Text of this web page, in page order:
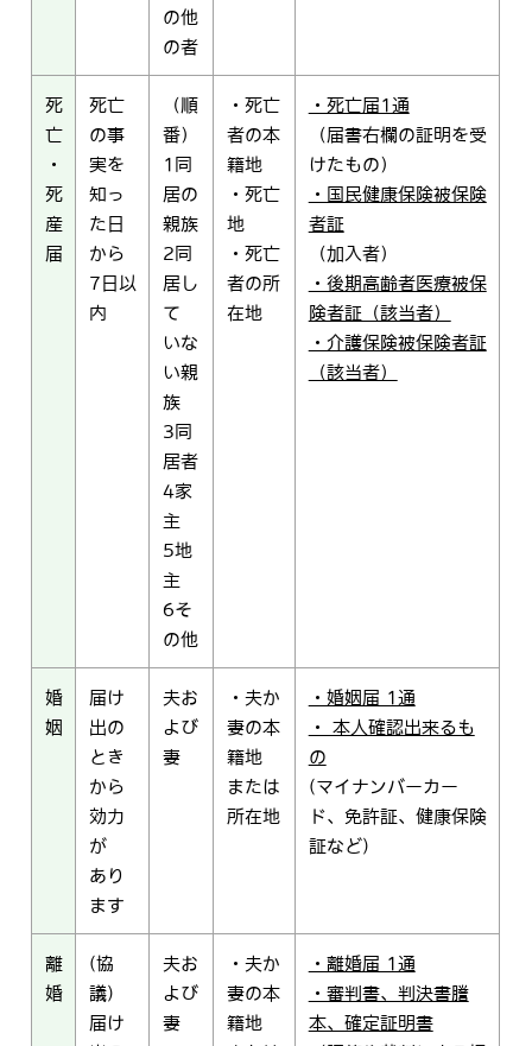
の他
の者
死
亡
・
死
産
届
死亡
の事
実を
知っ
た日
から
7日以
内
（順
番）
1同
居の
親族
2同
居し
て
いな
い親
族
3同
居者
4家
主
5地
主
6そ
の他
・死亡
者の本
籍地
・死亡
地
・死亡
者の所
在地
・死亡届1通
（届書右欄の証明を受
けたもの）
・国民健康保険被保険
者証
（加入者）
・後期高齢者医療被保
険者証（該当者）
・介護保険被保険者証
（該当者）
婚
姻
届け
出の
とき
から
効力
が
あり
ます
夫お
よび
妻
・夫か
妻の本
籍地
または
所在地
・婚姻届 1通
・ 本人確認出来るも
の
(マイナンバーカー
ド、免許証、健康保険
証など)
離
婚
(協
議)
届け
夫お
よび
妻
・夫か
妻の本
籍地
・離婚届 1通
・審判書、判決書謄
本、確定証明書